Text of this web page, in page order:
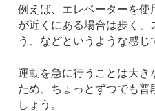
例えば、エレベーターを使
が近くにある場合は歩く
う、などというような感じ
運動を急に行うことは大き
ため、ちょっとずつでも普
しょう。